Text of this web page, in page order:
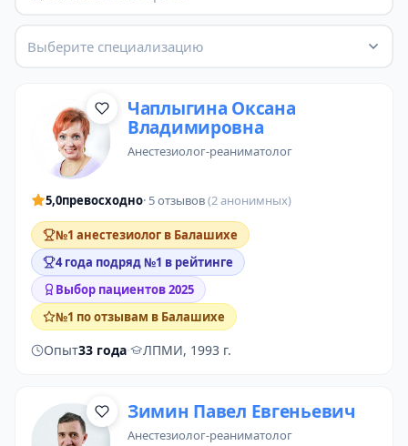
Выберите специализацию
Чаплыгина Оксана
Владимировна
анестезиолог-реаниматолог
5,0превосходно· 5 отзывов(2 анонимных)
№1 анестезиолог в Балашихе
4 года подряд №1 в рейтинге
Выбор пациентов 2025
№1 по отзывам в Балашихе
Опыт33 года· ЛПМИ, 1993 г.
Зимин Павел Евгеньевич
анестезиолог-реаниматолог